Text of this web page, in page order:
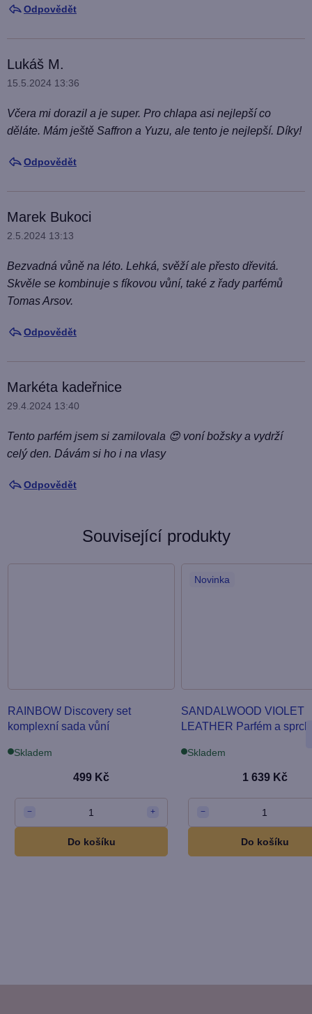
Související produkty
RAINBOW Discovery set
komplexní sada vůní
Skladem
499 Kč
− 1 +
Do košíku
Novinka
SANDALWOOD VIOLET
LEATHER Parfém a
Skladem
1 639 Kč
− 1
Do košíku
Odpovědět
Lukáš M.
15.5.2024 13:36
Včera mi dorazil a je super. Pro chlapa asi nejlepší co
děláte. Mám ještě Saffron a Yuzu, ale tento je nejlepší. Díky!
Odpovědět
Marek Bukoci
2.5.2024 13:13
Bezvadná vůně na léto. Lehká, svěží ale přesto dřevitá.
Skvěle se kombinuje s fíkovou vůní, také z řady parfémů
Tomas Arsov.
Odpovědět
Markéta kadeřnice
29.4.2024 13:40
Tento parfém jsem si zamilovala 😍 voní božsky a vydrží
celý den. Dávám si ho i na vlasy
Odpovědět